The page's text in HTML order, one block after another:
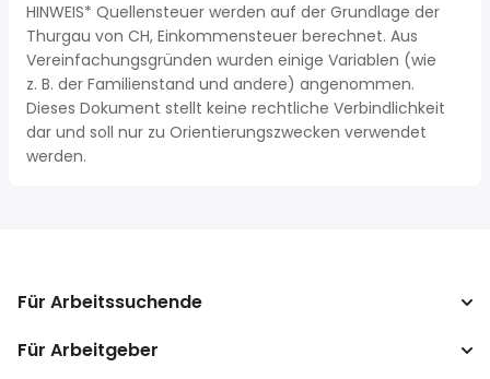
HINWEIS* Quellensteuer werden auf der Grundlage der
Thurgau von CH, Einkommensteuer berechnet. Aus
Vereinfachungsgründen wurden einige Variablen (wie
z. B. der Familienstand und andere) angenommen.
Dieses Dokument stellt keine rechtliche Verbindlichkeit
dar und soll nur zu Orientierungszwecken verwendet
werden.
Für Arbeitssuchende
Jobs suchen
Für Arbeitgeber